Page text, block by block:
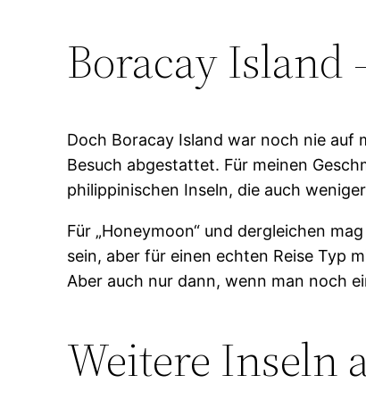
Boracay Island
Doch Boracay Island war noch nie auf
Besuch abgestattet. Für meinen
philippinischen Inseln, die auch
Für „Honeymoon“ und dergleichen
sein, aber für einen echten Reise Typ
Aber auch nur dann, wenn man noch
Weitere Inseln